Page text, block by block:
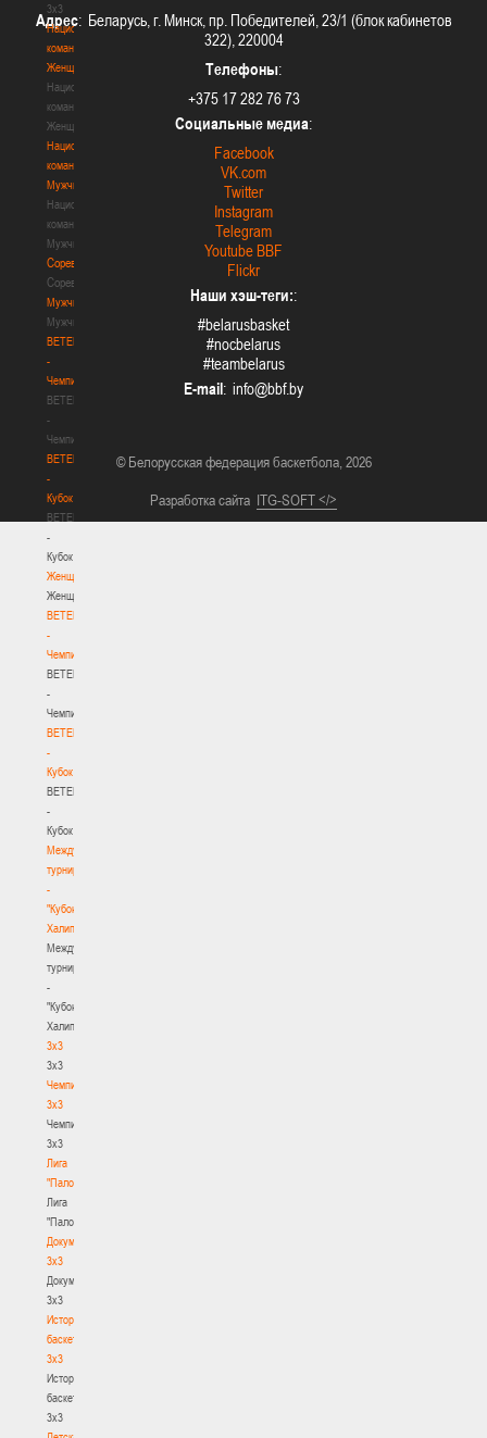
3х3
Национальная
команда.
Женщины
Национальная
команда.
Женщины
Национальная
команда.
Мужчины
Национальная
команда.
Мужчины
Соревнования
Соревнования
Мужчины
Мужчины
BETERA
-
Чемпионат
BETERA
-
Чемпионат
BETERA
-
Кубок
BETERA
-
Кубок
Женщины
Женщины
BETERA
-
Чемпионат
BETERA
-
Чемпионат
BETERA
-
Кубок
BETERA
-
Кубок
Международный
турнир
-
"Кубок
Халипского"
Международный
турнир
-
"Кубок
Халипского"
3x3
3x3
Чемпионат
3х3
Чемпионат
3х3
Лига
"Палова"
Лига
"Палова"
Документы
3х3
Документы
3х3
История
баскетбола
3х3
История
баскетбола
3х3
Адрес: Беларусь, г. Минск, пр. Победителей, 23/1 (блок кабинетов
322), 220004
Телефоны:
+375 17 282 76 73
Социальные медиа:
Facebook
VK.com
Twitter
Instagram
Telegram
Youtube BBF
Flickr
Наши хэш-теги::
#belarusbasket
#nocbelarus
#teambelarus
E-mail:
© Белорусская федерация баскетбола, 2026
Разработка сайта ITG-SOFT </>